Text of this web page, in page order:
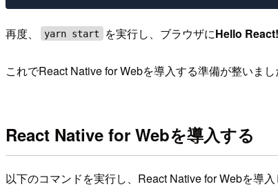
再度、 yarn start を実行し、ブラウザにHello
これでReact Native for Webを導入する準備が整いまし
React Native for Webを導入する
以下のコマンドを実行し、React Native for Webを導入